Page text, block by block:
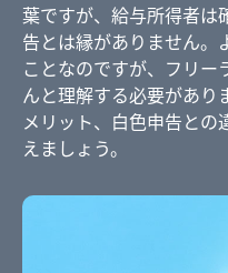
葉ですが、給与所得者は
告とは縁がありません。
ことなのですが、フリー
んと理解する必要があり
メリット、白色申告との
えましょう。